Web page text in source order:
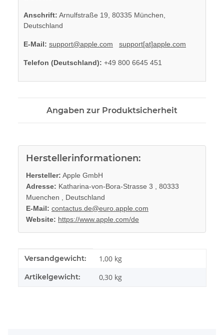
Anschrift: Arnulfstraße 19, 80335 München,
Deutschland
E-Mail: support@apple.com support[at]apple.com
Telefon (Deutschland): +49 800 6645 451
Angaben zur Produktsicherheit
Herstellerinformationen:
Hersteller: Apple GmbH
Adresse: Katharina-von-Bora-Strasse 3 , 80333
Muenchen , Deutschland
E-Mail: contactus.de@euro.apple.com
Website: https://www.apple.com/de
Produkteigenschaft
Wert
Versandgewicht: 1,00 kg
Artikelgewicht: 0,30 kg